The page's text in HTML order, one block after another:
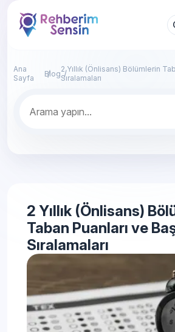
Ana
Sayfa
Blog2 Yıllık (Önlisans) Bölümlerin
Sıralamaları
2 Yıllık (Önlisans)
Taban Puanları ve
Sıralamaları